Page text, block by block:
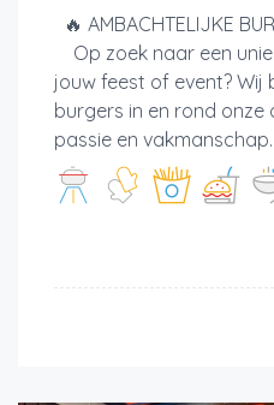
🔥 AMBACHTELIJKE
Op zoek naar een
jouw feest of event? Wij
burgers in en rond
passie en